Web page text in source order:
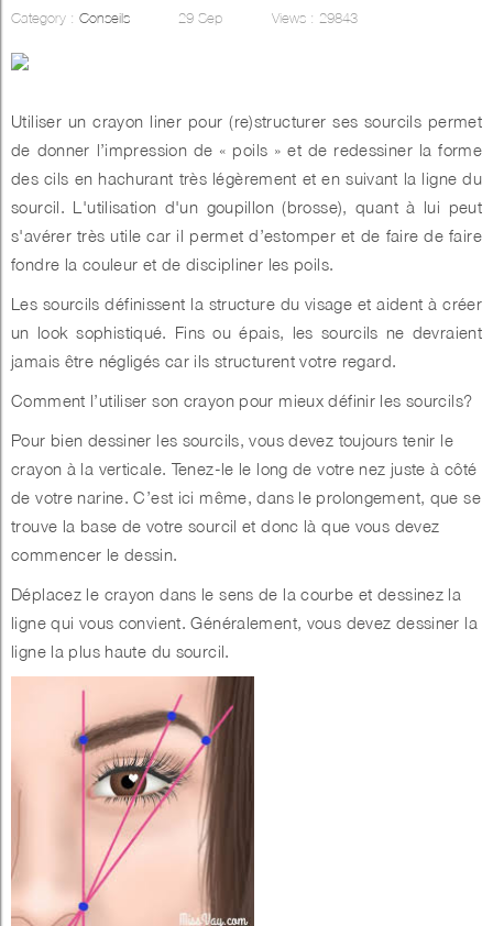
Category : Conseils 29Sep Views : 29843
Utiliser un crayon liner pour (re)structurer ses sourcils permet
de donner l’impression de « poils » et de redessiner la forme
des cils en hachurant très légèrement et en suivant la ligne du
sourcil. L'utilisation d'un goupillon (brosse), quant à lui peut
s'avérer très utile car il permet d’estomper et de faire de faire
fondre la couleur et de discipliner les poils.
Les sourcils définissent la structure du visage et aident à créer
un look sophistiqué. Fins ou épais, les sourcils ne devraient
jamais être négligés car ils structurent votre regard.
Comment l’utiliser son crayon pour mieux définir les sourcils?
Pour bien dessiner les sourcils, vous devez toujours tenir le
crayon à la verticale. Tenez-le le long de votre nez juste à côté
de votre narine. C’est ici même, dans le prolongement, que se
trouve la base de votre sourcil et donc là que vous devez
commencer le dessin.
Déplacez le crayon dans le sens de la courbe et dessinez la
ligne qui vous convient. Généralement, vous devez dessiner la
ligne la plus haute du sourcil.